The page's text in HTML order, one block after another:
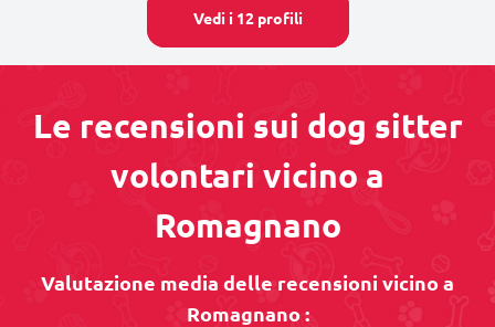
Vedi i 12 profili
Le recensioni sui dog sitter
volontari vicino a
Romagnano
Valutazione media delle recensioni vicino a
Romagnano :